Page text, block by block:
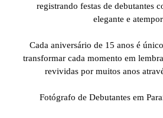
registrando festas de debutantes
elegante e
Cada aniversário de 15 anos é
transformar cada momento em
revividas por muitos anos
Fotógrafo de Debutantes em